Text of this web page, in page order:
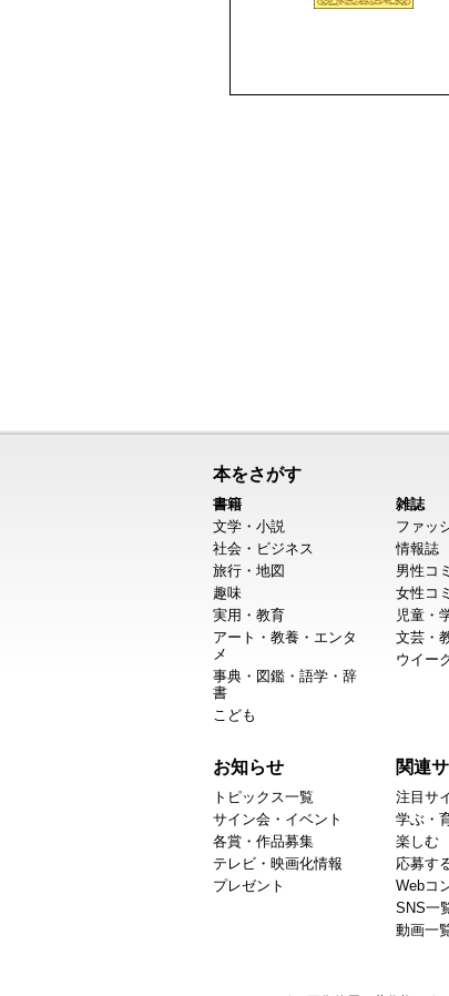
本をさがす
書籍
文学・小説
社会・ビジネス
旅行・地図
趣味
実用・教育
アート・教養・エンタ
メ
事典・図鑑・語学・辞
書
こども
雑誌
ファッ
情報誌
男性コ
女性コ
児童・
文芸・
ウイー
お知らせ
トピックス一覧
サイン会・イベント
各賞・作品募集
テレビ・映画化情報
プレゼント
関連
注目サ
学ぶ・
楽しむ
応募す
Webコ
SNS一
動画一